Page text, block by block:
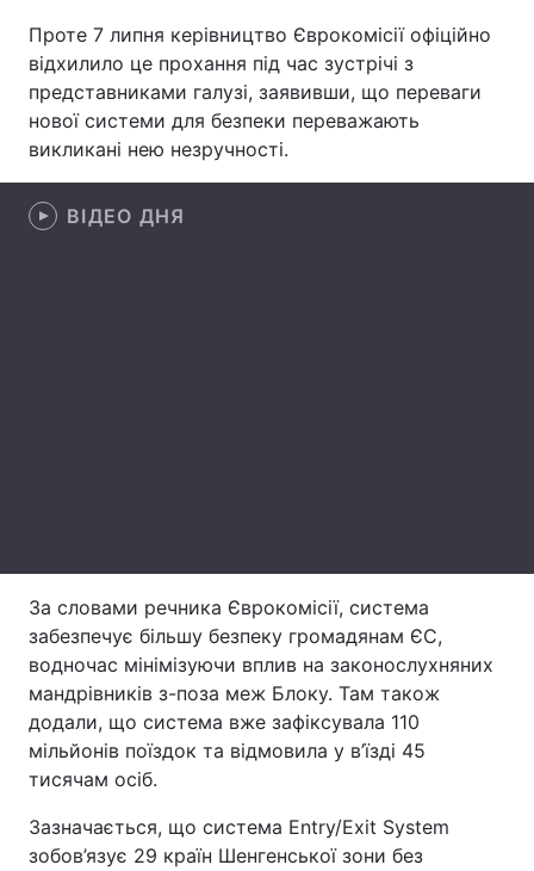
Лонгріди
Відео з Youtube
Інтерв'ю
Тема оформлення
Проте 7 липня керівництво Єврокомісії офіційно
відхилило це прохання під час зустрічі з
представниками галузі, заявивши, що переваги
нової системи для безпеки переважають
викликані нею незручності.
ВІДЕО ДНЯ
За словами речника Єврокомісії, система
забезпечує більшу безпеку громадянам ЄС,
водночас мінімізуючи вплив на законослухняних
мандрівників з-поза меж Блоку. Там також
додали, що система вже зафіксувала 110
мільйонів поїздок та відмовила у в’їзді 45
тисячам осіб.
Зазначається, що система Entry/Exit System
зобов’язує 29 країн Шенгенської зони без